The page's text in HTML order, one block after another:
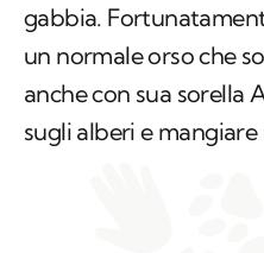
gabbia.
un normale orso che
anche con sua sorella
sugli alberi e